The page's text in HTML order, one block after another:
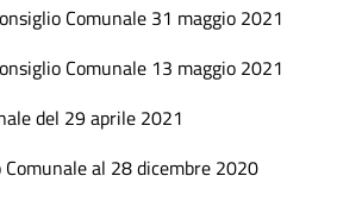
Comunale 31 maggio 2021
Comunale 13 maggio 2021
del 29 aprile 2021
Comunale al 28 dicembre 2020